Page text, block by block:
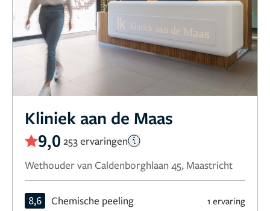
Kliniek aan de Maas
9,0 253 ervaringen
Wethouder van Caldenborghlaan 45, Maastricht
8,6 Chemische peeling 1 ervaring